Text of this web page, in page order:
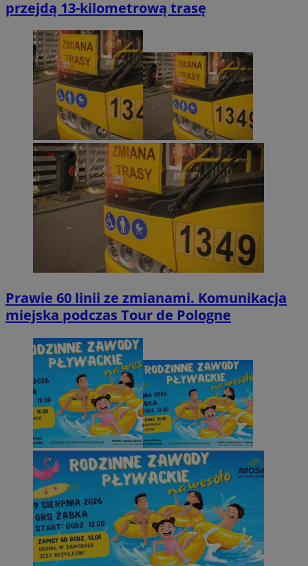
przejdą 13-kilometrową trasę
Prawie 60 linii ze zmianami. Komunikacja
miejska podczas Tour de Pologne